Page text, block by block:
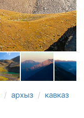
архыз
кавказ